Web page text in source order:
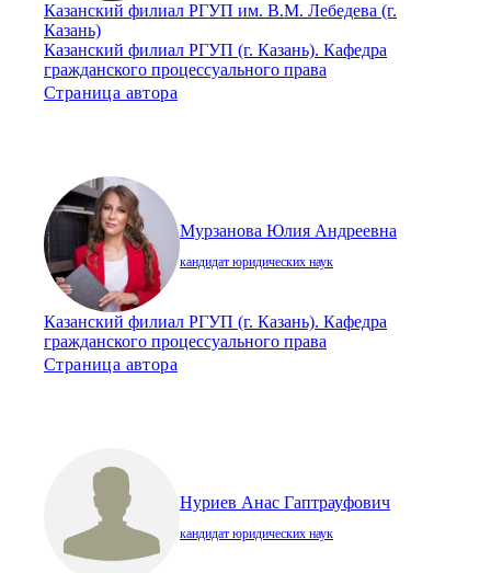
Казанский филиал РГУП им. В.М. Лебедева (г.
Казань)
Казанский филиал РГУП (г. Казань). Кафедра
гражданского процессуального права
Страница автора
Мурзанова Юлия Андреевна
кандидат юридических наук
Казанский филиал РГУП (г. Казань). Кафедра
гражданского процессуального права
Страница автора
Нуриев Анас Гаптрауфович
кандидат юридических наук